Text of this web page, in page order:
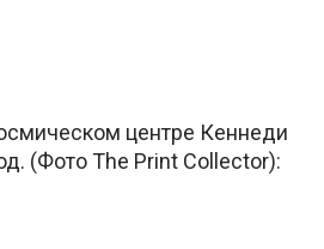
центре Кеннеди
(Фото The Print Collector):